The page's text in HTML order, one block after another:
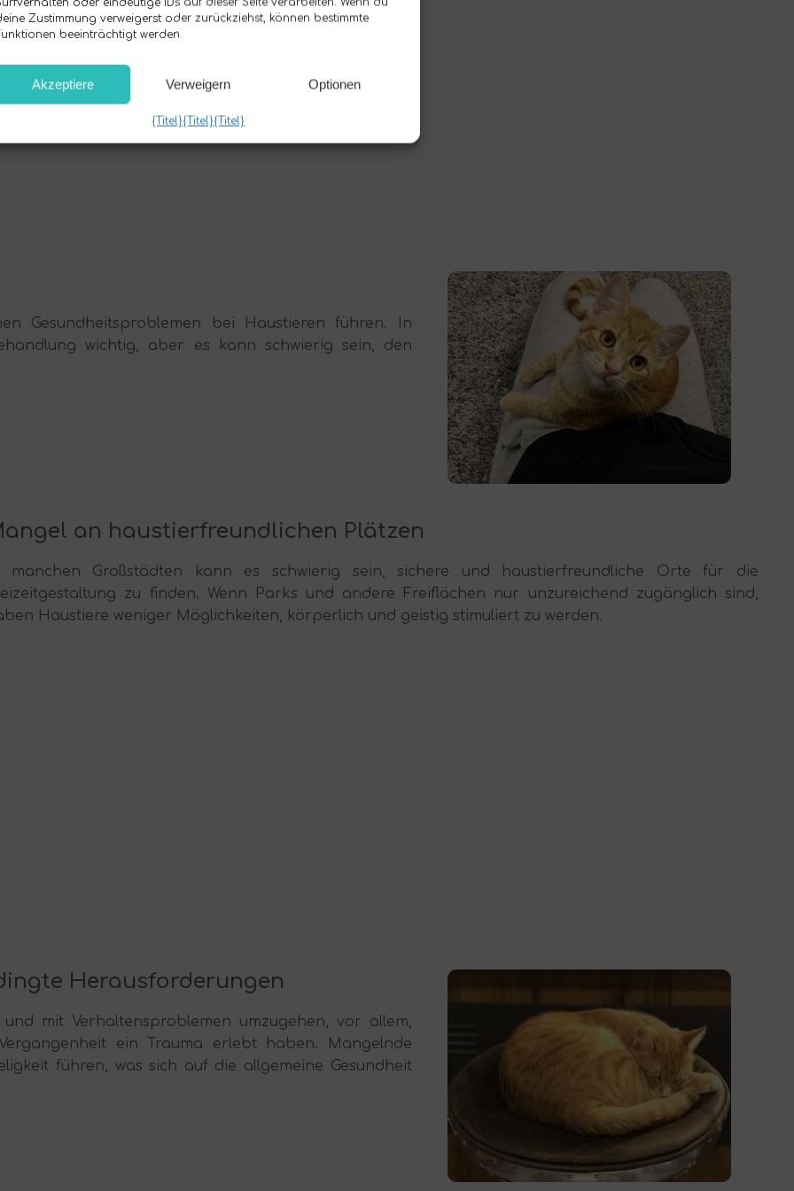
Zustimmung verweigerst oder zurückziehst, können bestimmte
beeinträchtigt werden.
Akzeptiere Verweigern Optionen
{Titel}{Titel}{Titel}
Gesundheitsproblemen bei Haustieren führen. In
wichtig, aber es kann schwierig sein, den
an haustierfreundlichen Plätzen
manchen Großstädten kann es schwierig sein, sichere und haustierfreundliche Orte für die
zu finden. Wenn Parks und andere Freiflächen nur unzureichend zugänglich sind,
Haustiere weniger Möglichkeiten, körperlich und geistig stimuliert zu werden.
Herausforderungen
mit Verhaltensproblemen umzugehen, vor allem,
ein Trauma erlebt haben. Mangelnde
führen, was sich auf die allgemeine Gesundheit